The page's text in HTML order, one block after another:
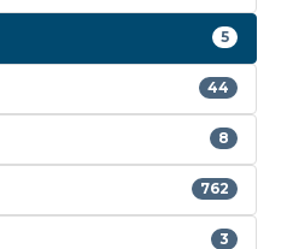
5
44
8
762
3